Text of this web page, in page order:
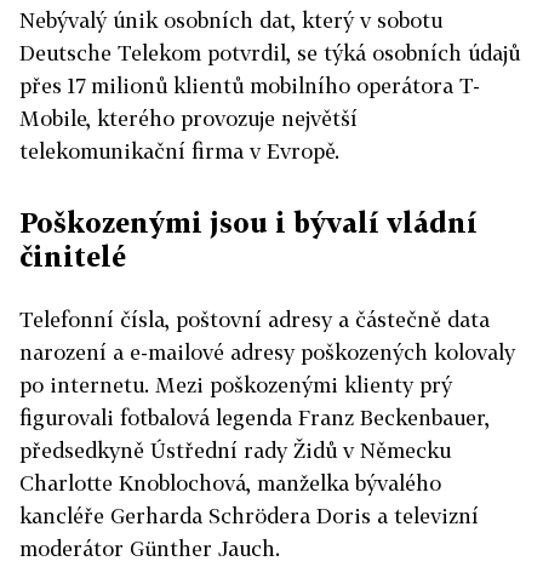
Nebývalý únik osobních dat, který v sobotu
Deutsche Telekom potvrdil, se týká osobních údajů
přes 17 milionů klientů mobilního operátora T-
Mobile, kterého provozuje největší
telekomunikační firma v Evropě.
Poškozenými jsou i bývalí vládní
činitelé
Telefonní čísla, poštovní adresy a částečně data
narození a e-mailové adresy poškozených kolovaly
po internetu. Mezi poškozenými klienty prý
figurovali fotbalová legenda Franz Beckenbauer,
předsedkyně Ústřední rady Židů v Německu
Charlotte Knoblochová, manželka bývalého
kancléře Gerharda Schrödera Doris a televizní
moderátor Günther Jauch.